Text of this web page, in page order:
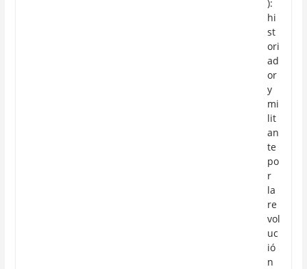
):
hi
st
ori
ad
or
y
mi
lit
an
te
po
r
la
re
vol
uc
ió
n